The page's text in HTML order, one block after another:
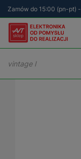
Zamów do 15:00 (pn-pt) -